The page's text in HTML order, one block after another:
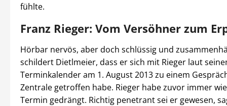
fühlte.
Franz Rieger: Vom Versöhner zum
Hörbar nervös, aber doch schlüssig und
schildert Dietlmeier, dass er sich mit Rieger laut
Terminkalender am 1. August 2013 zu einem
Zentrale getroffen habe. Rieger habe zuvor immer
Termin gedrängt. Richtig penetrant sei er gewesen,